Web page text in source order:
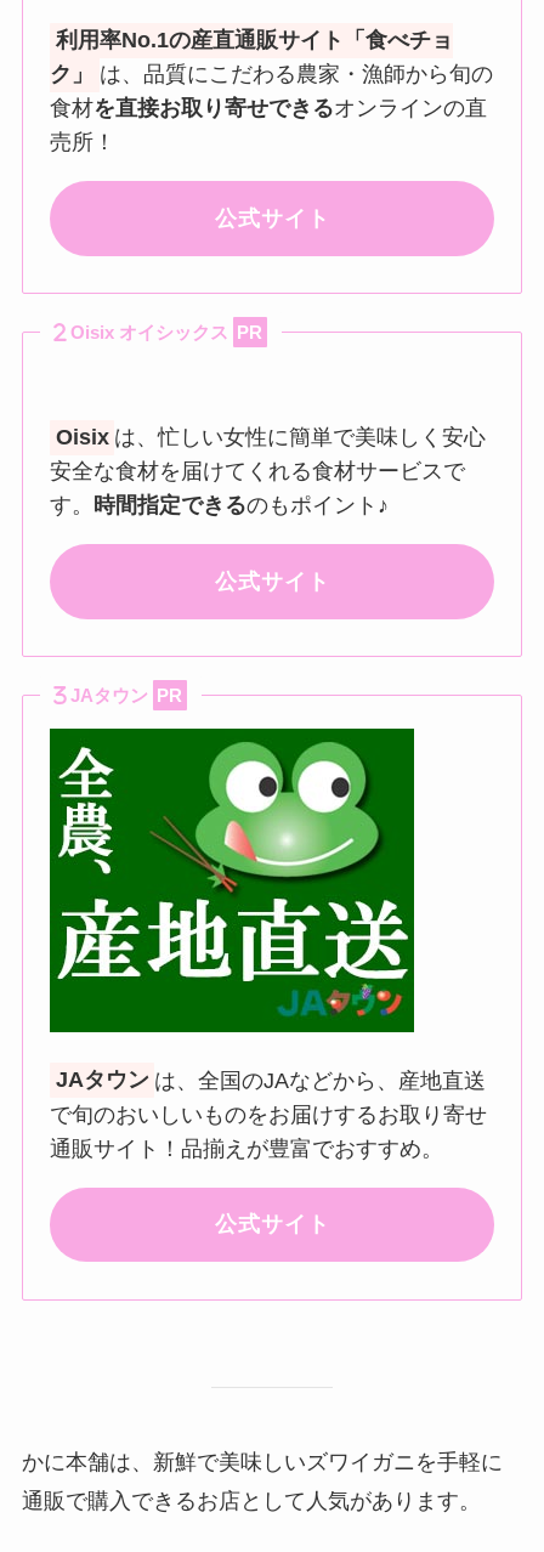
利用率No.1の産直通販サイト「食べチョ
ク」
は、品質にこだわる農家・漁師から旬の
食材を直接お取り寄せできるオンラインの直
売所！
公式サイト
Oisix オイシックス PR
Oisix は、忙しい女性に簡単で美味しく安心
安全な食材を届けてくれる食材サービスで
す。 時間指定できるのもポイント♪
公式サイト
JAタウン PR
JAタウン は、全国のJAなどから、産地直送
で旬のおいしいものをお届けするお取り寄せ
通販サイト！品揃えが豊富でおすすめ。
公式サイト
かに本舗は、新鮮で美味しいズワイガニを手軽に
通販で購入できるお店として人気があります。